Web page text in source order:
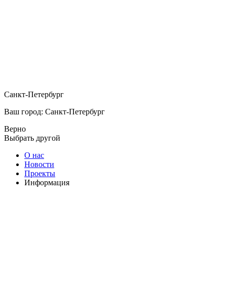
Санкт-Петербург
Ваш город: Санкт-Петербург
Верно
Выбрать другой
О нас
Новости
Проекты
Информация